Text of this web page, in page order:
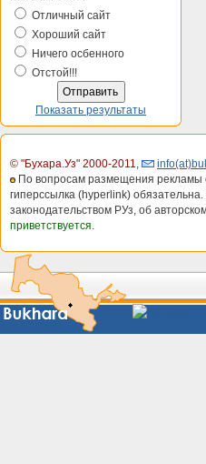
Отличный сайт
Хороший сайт
Ничего осбенного
Отстой!!!
Показать результаты
© "Бухара.Уз" 2000-2011,
По вопросам размещения рекламы
гиперссылка (hyperlink)
законодательством РУз, об
приветствуется.